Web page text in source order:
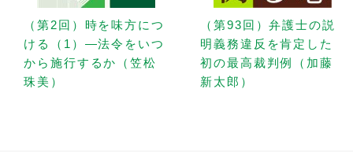
（第2回）時を味方につ
ける（1）—法令をいつ
から施行するか（笠松
珠美）
（第93回）弁護士の説
明義務違反を肯定した
初の最高裁判例（加藤
新太郎）